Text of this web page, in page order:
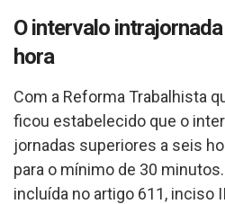
O intervalo
hora
Com a Reforma Trabalhista
ficou estabelecido que o
jornadas superiores a seis
para o mínimo de 30
incluída no artigo 611, inciso